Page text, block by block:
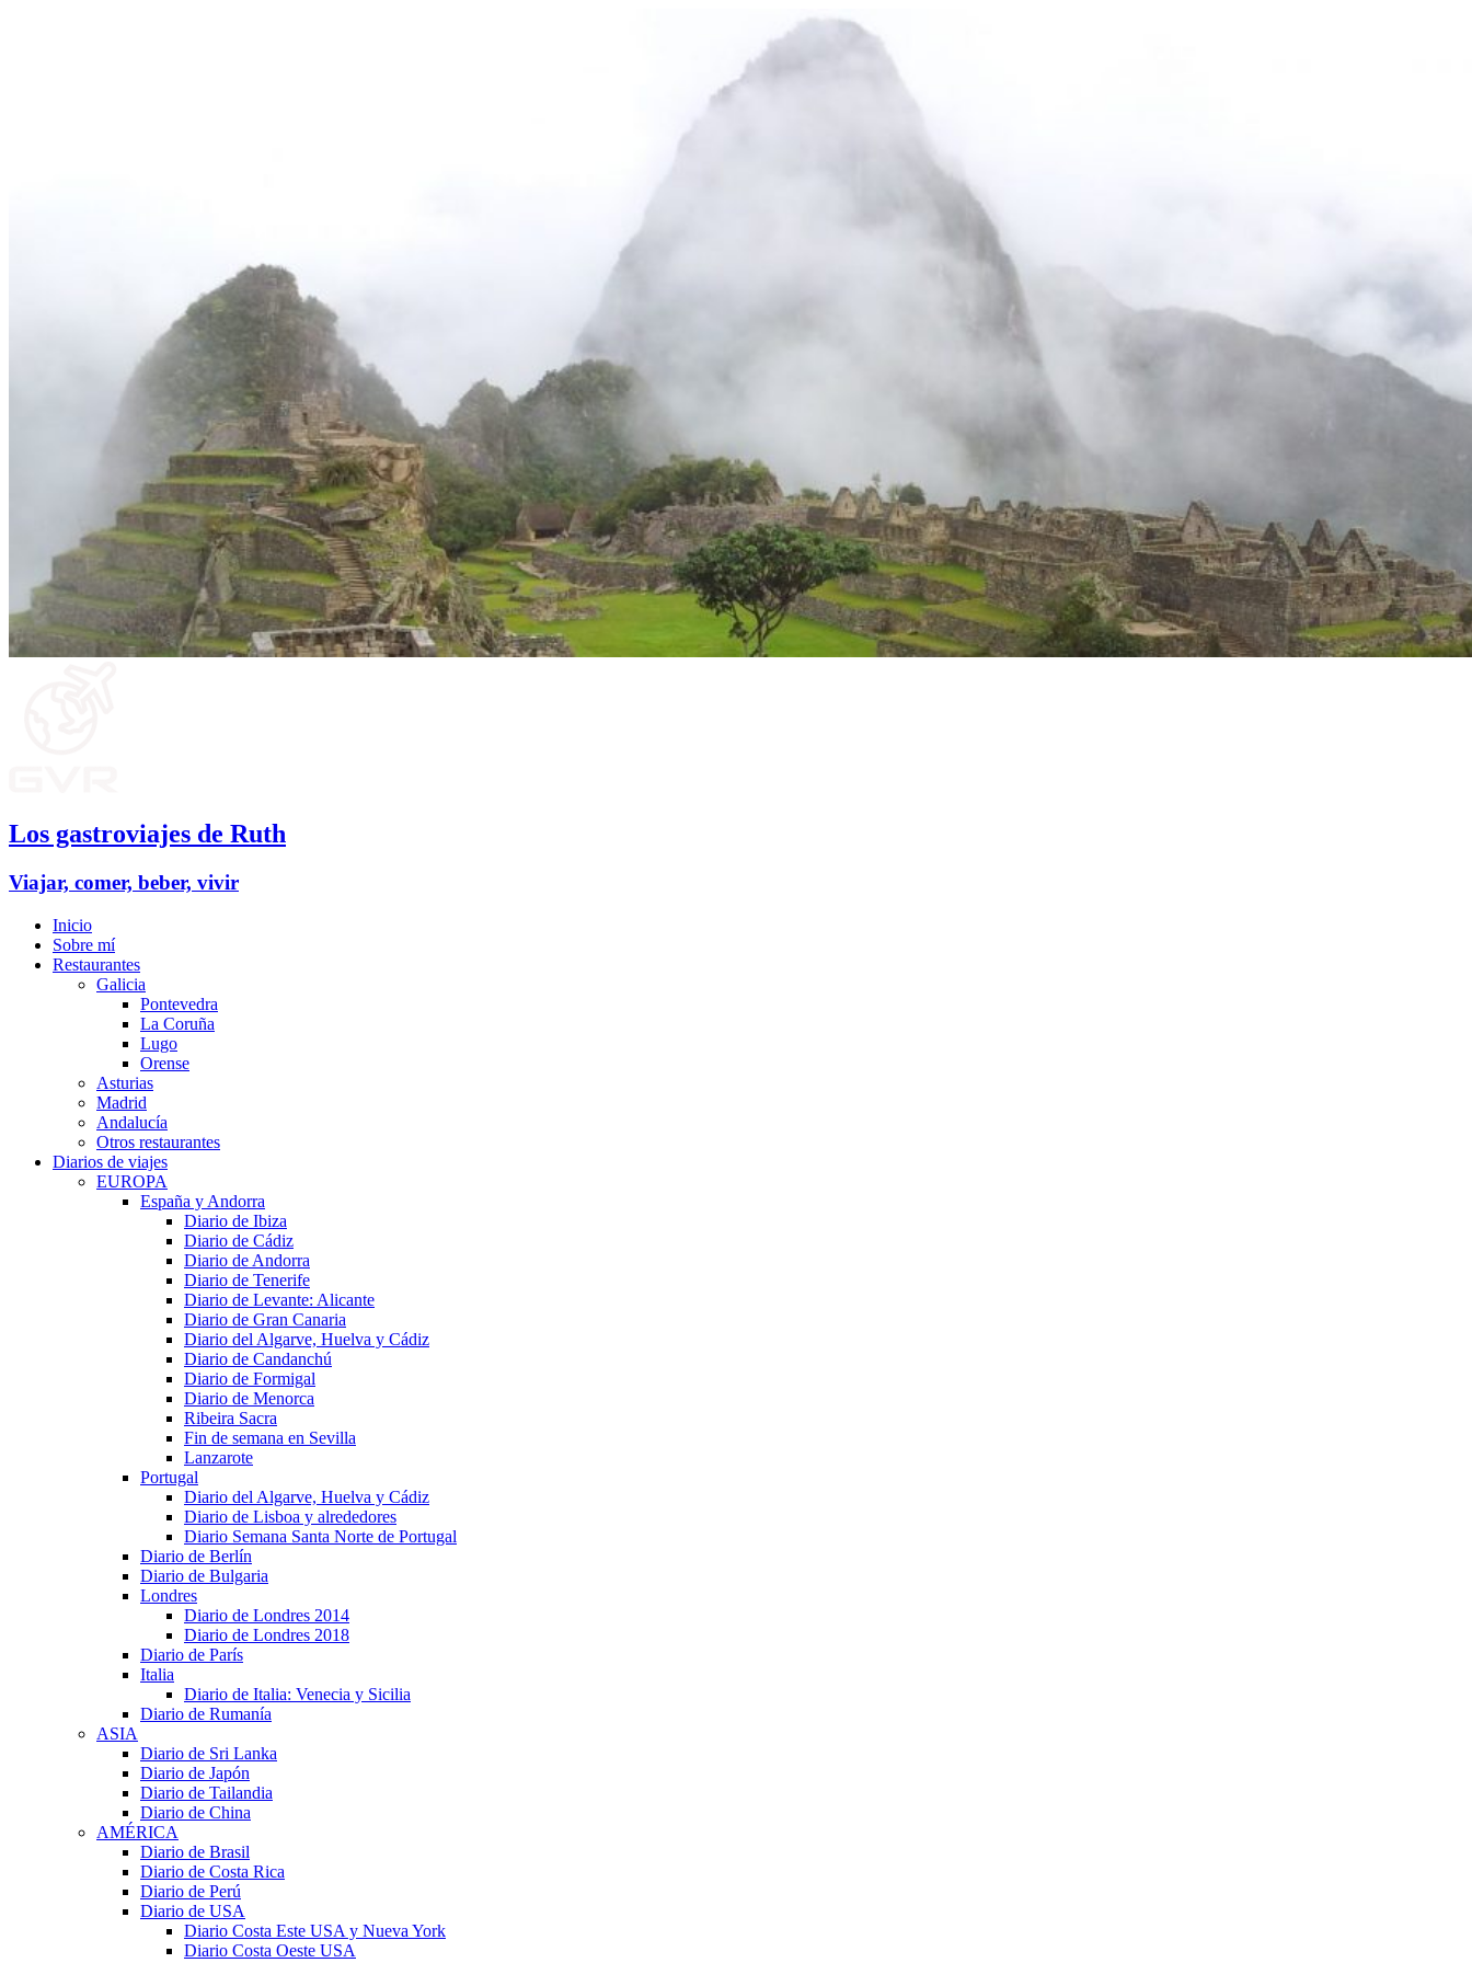
Los gastroviajes de Ruth
Viajar, comer, beber, vivir
Inicio
Sobre mí
Restaurantes
Galicia
Pontevedra
La Coruña
Lugo
Orense
Asturias
Madrid
Andalucía
Otros restaurantes
Diarios de viajes
EUROPA
España y Andorra
Diario de Ibiza
Diario de Cádiz
Diario de Andorra
Diario de Tenerife
Diario de Levante: Alicante
Diario de Gran Canaria
Diario del Algarve, Huelva y Cádiz
Diario de Candanchú
Diario de Formigal
Diario de Menorca
Ribeira Sacra
Fin de semana en Sevilla
Lanzarote
Portugal
Diario del Algarve, Huelva y Cádiz
Diario de Lisboa y alrededores
Diario Semana Santa Norte de Portugal
Diario de Berlín
Diario de Bulgaria
Londres
Diario de Londres 2014
Diario de Londres 2018
Diario de París
Italia
Diario de Italia: Venecia y Sicilia
Diario de Rumanía
ASIA
Diario de Sri Lanka
Diario de Japón
Diario de Tailandia
Diario de China
AMÉRICA
Diario de Brasil
Diario de Costa Rica
Diario de Perú
Diario de USA
Diario Costa Este USA y Nueva York
Diario Costa Oeste USA